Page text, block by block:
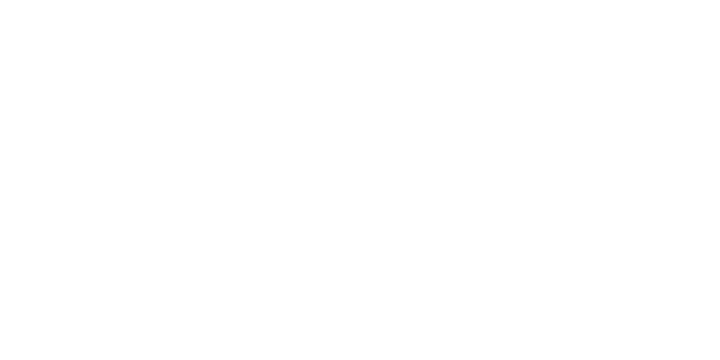
из отборного египетского хлопка, имеющего тонкое растительное волокно отличного качества, позволяющего
нить имеет двойное кручение, что увеличивает срок службы классической рубашки.
в полоску и клетку, которые отлично смотрятся с однотонными мужскими костюмами или
системе скидок. Мы ценим внимание от каждого клиента и поэтому готовы предложить доступную стоимость, которая
вещи.
комфортно, стильно и уютно. Мы стараемся обеспечить максимальный сервис для своих клиентов, гарантируем
вопросов мы с радостью готовы будем помочь определиться и выбрать желаемый вариант.